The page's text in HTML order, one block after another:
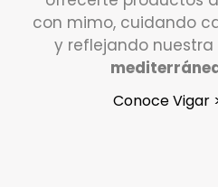
Si tu
días
y
con mimo, cuidando
y reflejando nuestra
Conoce Vigar